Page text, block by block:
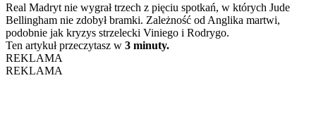
Real Madryt nie wygrał trzech z pięciu spotkań, w których Jude
Bellingham nie zdobył bramki. Zależność od Anglika martwi,
podobnie jak kryzys strzelecki Viniego i Rodrygo.
Ten artykuł przeczytasz w 3 minuty.
REKLAMA
REKLAMA